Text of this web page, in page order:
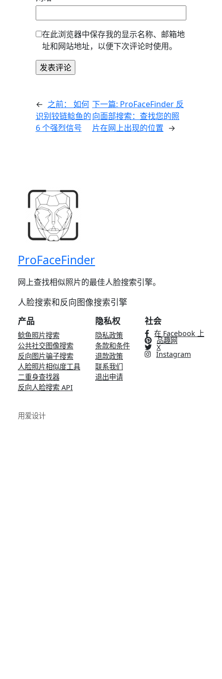
在此浏览器中保存我的显示名称、邮箱地
址和网站地址，以便下次评论时使用。
← 之前： 如何
识别铰链鲶鱼的
6 个强烈信号
下一篇: ProFaceFinder 反
向面部搜索：查找您的照
片在网上出现的位置 →
ProFaceFinder
网上查找相似照片的最佳人脸搜索引擎。
人脸搜索和反向图像搜索引擎
产品
鲶鱼照片搜索
公共社交图像搜索
反向图片骗子搜索
人脸照片相似度工具
二重身查找器
反向人脸搜索 API
隐私权
隐私政策
条款和条件
退款政策
联系我们
退出申请
社会
在 Facebook 上
品趣网
X
Instagram
用爱设计